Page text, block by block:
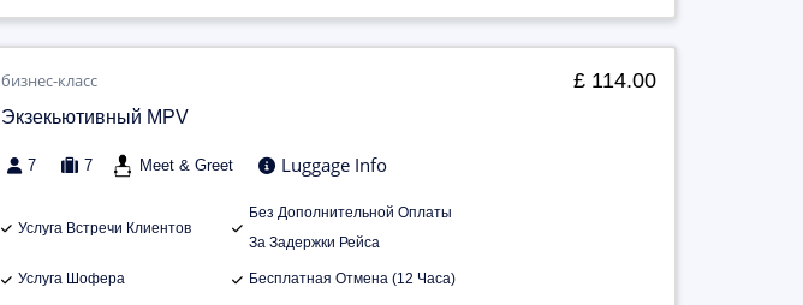
бизнес-класс
Экзекьютивный MPV
7 7 Meet & Greet Luggage Info
Услуга Встречи Клиентов
Без Дополнительной Оплаты
За Задержки Рейса
Услуга Шофера Бесплатная Отмена (12 Часа)
£ 114.00